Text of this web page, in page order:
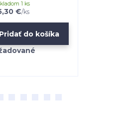
€/ks
1 ks
Pridať do košíka